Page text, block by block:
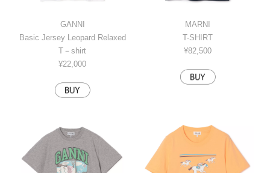
GANNI
Basic Jersey Leopard Relaxed
T－shirt
¥22,000
MARNI
T-SHIRT
¥82,500